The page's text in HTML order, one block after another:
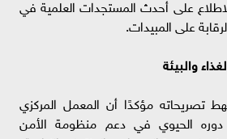
على أحدث المستجدات العلمية في
على المبيدات.
والبيئة
تصريحاته مؤكدًا أن المعمل المركزي
دوره الحيوي في دعم منظومة الأمن